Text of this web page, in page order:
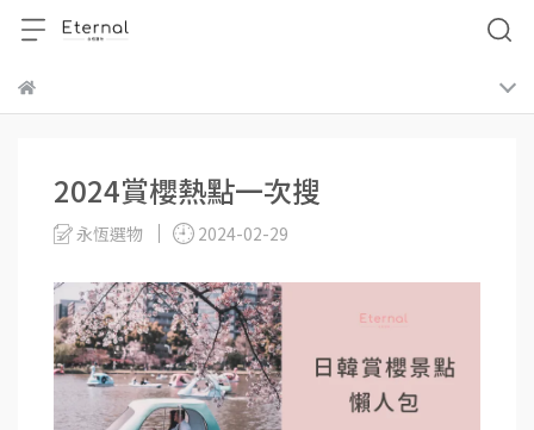
2024賞櫻熱點一次搜
永恆選物 2024-02-29